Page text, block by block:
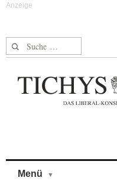
Suche nach:
Menü